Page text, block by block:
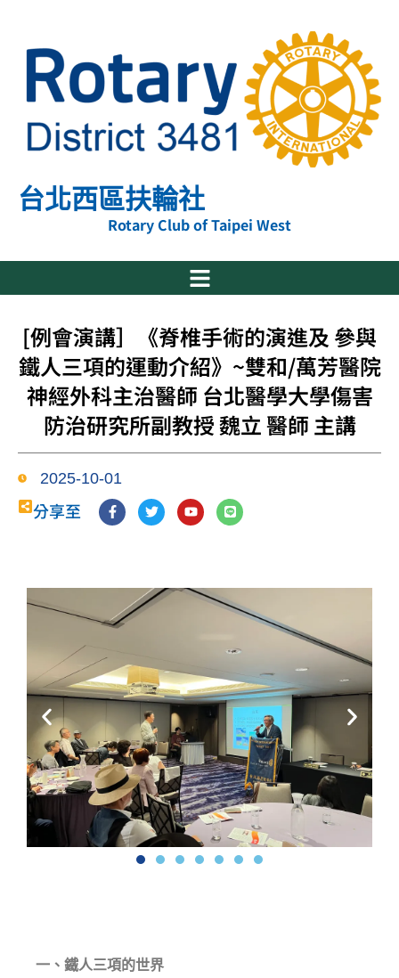
台北西區扶輪社
Rotary Club of Taipei West
[例會演講］《脊椎手術的演進及 參與
鐵人三項的運動介紹》~雙和/萬芳醫院
神經外科主治醫師 台北醫學大學傷害
防治研究所副教授 魏立 醫師 主講
2025-10-01
分享至 F
a
c
o
f
T
w
i
r
Y
o
u
e
L
i
n
一、鐵人三項的世界